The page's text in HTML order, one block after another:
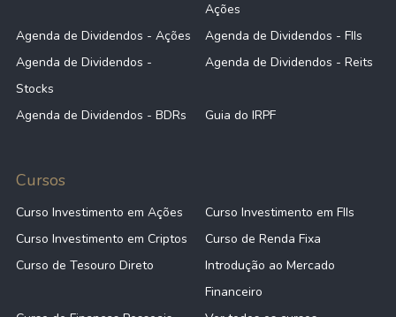
Ações
Agenda de Dividendos - Ações
Agenda de Dividendos - FIIs
Agenda de Dividendos -
Stocks
Agenda de Dividendos - Reits
Agenda de Dividendos - BDRs Guia do IRPF
Cursos
Curso Investimento em Ações
Curso Investimento em FIIs
Curso Investimento em Criptos
Curso de Renda Fixa
Curso de Tesouro Direto
Introdução ao Mercado
Financeiro